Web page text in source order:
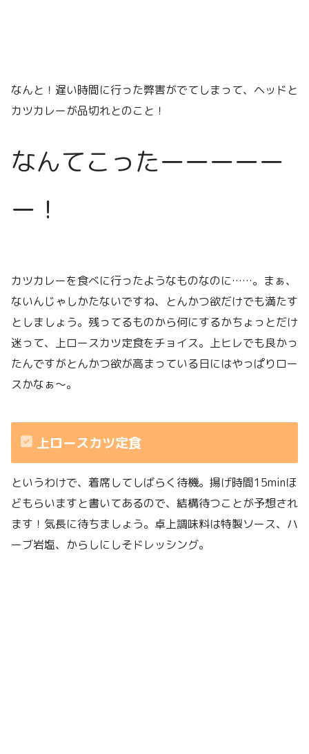
なんと！遅い時間に行った弊害がでてしまって、ヘッドと
カツカレーが品切れとのこと！
なんてこったーーーーー
ー！
カツカレーを食べに行ったようなものなのに……。まぁ、
ないんじゃしかたないですね、とんかつ欲だけでも満たす
としましょう。残ってるものから何にするかちょっとだけ
迷って、上ロースカツ定食をチョイス。上ヒレでも良かっ
たんですがとんかつ欲が高まっている日にはやっぱりロー
スかなぁ〜。
上ロースカツ定食
というわけで、着席してしばらく待機。揚げ時間15minほ
どもらいますと書いてあるので、結構待つことが予想され
ます！気長に待ちましょう。卓上調味料は特製ソース、ハ
ーブ岩塩、からしにしそドレッシング。